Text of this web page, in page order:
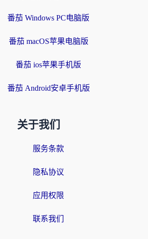
番茄 Windows PC电脑版
番茄 macOS苹果电脑版
番茄 ios苹果手机版
番茄 Android安卓手机版
关于我们
服务条款
隐私协议
应用权限
联系我们